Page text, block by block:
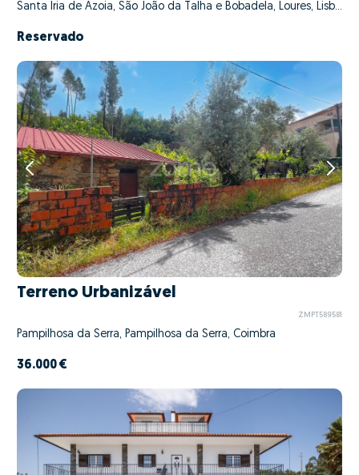
Santa Iria de Azoia, São João da Talha e Bobadela, Loures, Lisboa
Reservado
Terreno Urbanizável
ZMPT589581
Pampilhosa da Serra, Pampilhosa da Serra, Coimbra
36.000 €